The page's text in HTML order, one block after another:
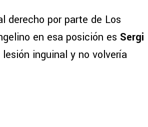
derecho por parte de Los
en esa posición es Sergi
inguinal y no volvería